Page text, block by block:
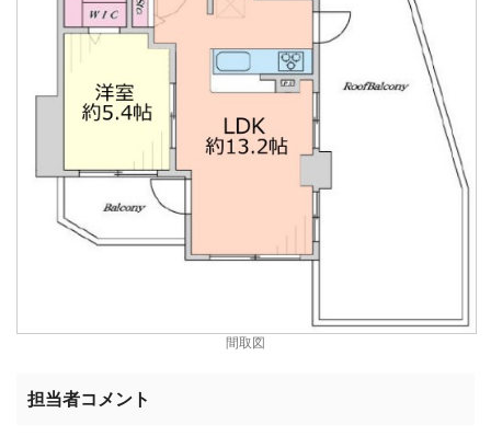
間取図
担当者コメント